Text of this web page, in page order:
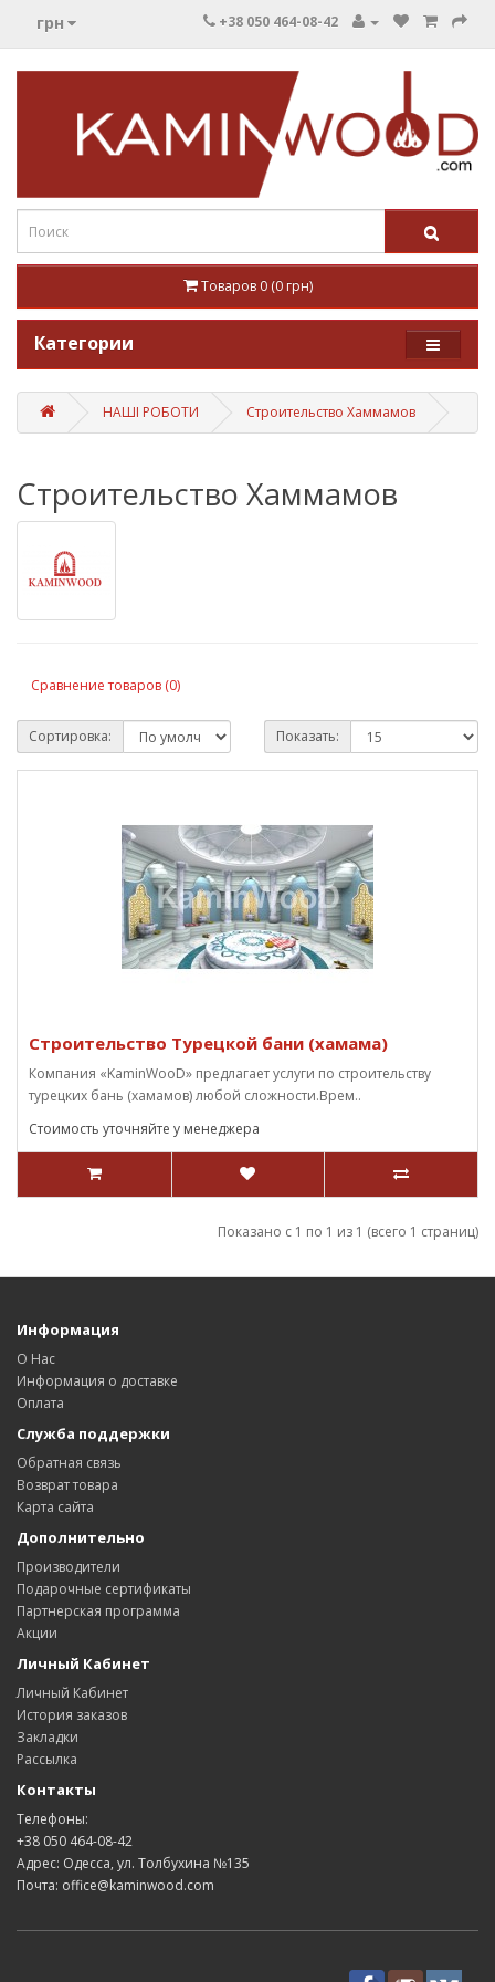
грн +38 050 464-08-42
Товаров 0 (0 грн)
Категории
НАШІ РОБОТИ Строительство Хаммамов
Строительство Хаммамов
Сравнение товаров (0)
Сортировка: Показать:
Строительство Турецкой бани (хамама)
Компания «KaminWooD» предлагает услуги по строительству
турецких бань (хамамов) любой сложности.Врем..
Стоимость уточняйте у менеджера
Показано с 1 по 1 из 1 (всего 1 страниц)
Информация
О Нас
Информация о доставке
Оплата
Служба поддержки
Обратная связь
Возврат товара
Карта сайта
Дополнительно
Производители
Подарочные сертификаты
Партнерская программа
Акции
Личный Кабинет
Личный Кабинет
История заказов
Закладки
Рассылка
Контакты
Телефоны:
+38 050 464-08-42
Адрес: Одесса, ул. Толбухина №135
Почта: office@kaminwood.com